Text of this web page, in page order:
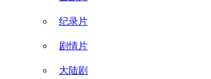
纪录片
剧情片
大陆剧